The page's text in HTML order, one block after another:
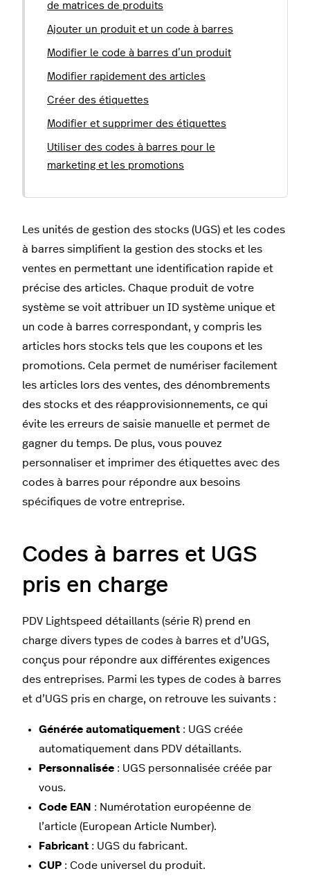
de matrices de produits
Ajouter un produit et un code à barres
Modifier le code à barres d’un produit
Modifier rapidement des articles
Créer des étiquettes
Modifier et supprimer des étiquettes
Utiliser des codes à barres pour le
marketing et les promotions
Les unités de gestion des stocks (UGS) et les codes
à barres simplifient la gestion des stocks et les
ventes en permettant une identification rapide et
précise des articles. Chaque produit de votre
système se voit attribuer un ID système unique et
un code à barres correspondant, y compris les
articles hors stocks tels que les coupons et les
promotions. Cela permet de numériser facilement
les articles lors des ventes, des dénombrements
des stocks et des réapprovisionnements, ce qui
évite les erreurs de saisie manuelle et permet de
gagner du temps. De plus, vous pouvez
personnaliser et imprimer des étiquettes avec des
codes à barres pour répondre aux besoins
spécifiques de votre entreprise.
Codes à barres et UGS
pris en charge
PDV Lightspeed détaillants (série R) prend en
charge divers types de codes à barres et d’UGS,
conçus pour répondre aux différentes exigences
des entreprises. Parmi les types de codes à barres
et d’UGS pris en charge, on retrouve les suivants :
Générée automatiquement : UGS créée
automatiquement dans PDV détaillants.
Personnalisée : UGS personnalisée créée par
vous.
Code EAN : Numérotation européenne de
l’article (European Article Number).
Fabricant : UGS du fabricant.
CUP : Code universel du produit.